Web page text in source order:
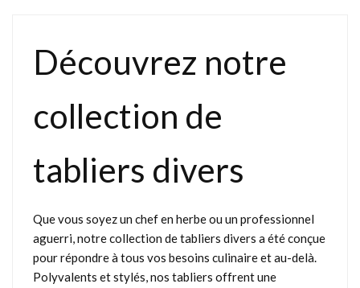
Découvrez notre
collection de
tabliers divers
Que vous soyez un chef en herbe ou un professionnel
aguerri, notre collection de tabliers divers a été conçue
pour répondre à tous vos besoins culinaire et au-delà.
Polyvalents et stylés, nos tabliers offrent une